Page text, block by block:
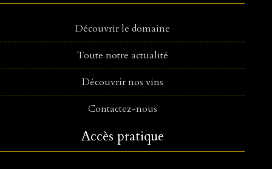
Découvrir le domaine
Toute notre actualité
Découvrir nos vins
Contactez-nous
Accès pratique